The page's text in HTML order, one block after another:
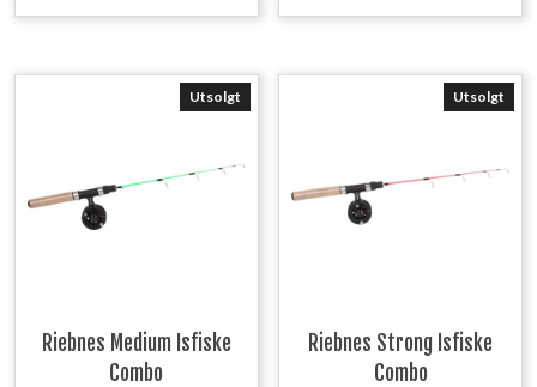
Utsolgt
Riebnes Medium Isfiske
Combo
Utsolgt
Riebnes Strong Isfiske
Combo